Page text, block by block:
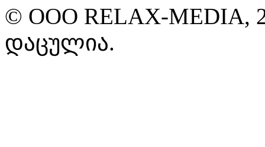
© ООО RELAX-MEDIA,
დაცულია.